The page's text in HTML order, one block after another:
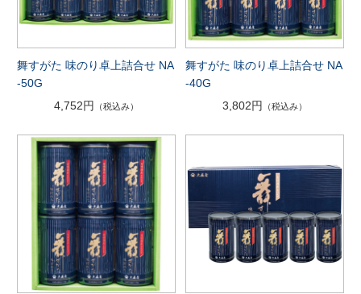
舞すがた 味のり卓上詰合せ NA
-50G
4,752円
（税込み）
舞すがた 味のり卓上詰合せ NA
-40G
3,802円
（税込み）